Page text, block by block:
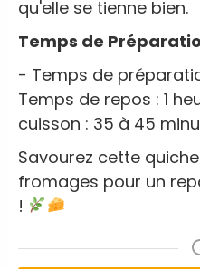
qu'elle se tienne bien.
Temps de
- Temps de
Temps de repos : 1
cuisson : 35 à 45
Savourez cette
fromages pour un
!